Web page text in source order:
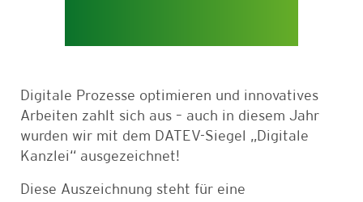
Digitale Prozesse optimieren und innovatives
Arbeiten zahlt sich aus – auch in diesem Jahr
wurden wir mit dem DATEV-Siegel „Digitale
Kanzlei“ ausgezeichnet!
Diese Auszeichnung steht für eine